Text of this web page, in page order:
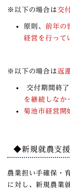
※以下の場合は交
原則、 前年の
経営を行って
※以下の場合は返
交付期間終了
を継続しなか
菊池市経営開
◆新規就農支
農業担い手確保・
に対し、新規農業